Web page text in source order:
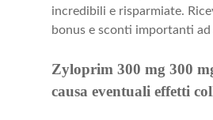
incredibili e risparmiate.
bonus e sconti importanti
Zyloprim 300 mg 300
causa eventuali effetti